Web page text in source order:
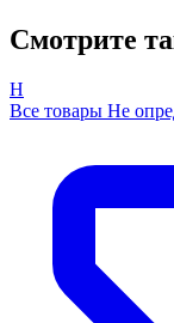
Смотрите
Н
Все товары Не